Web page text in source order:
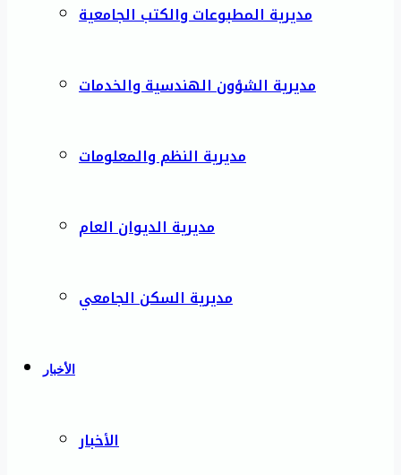
مديرية المطبوعات والكتب الجامعية
مديرية الشؤون الهندسية والخدمات
مديرية النظم والمعلومات
مديرية الديوان العام
مديرية السكن الجامعي
الأخبار
الأخبار